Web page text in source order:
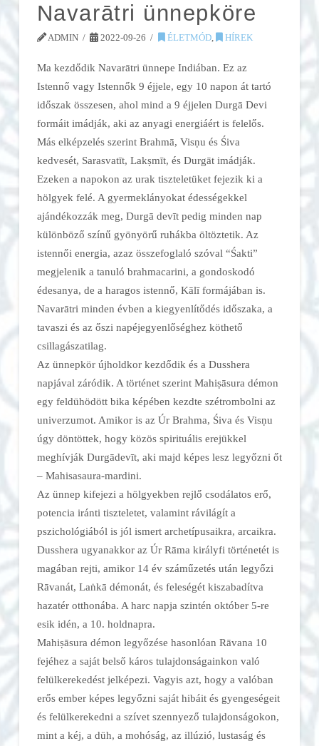
Navarātri ünnepköre
ADMIN 2022-09-26 ÉLETMÓD, HÍREK
Ma kezdődik Navarātri ünnepe Indiában. Ez az
Istennő vagy Istennők 9 éjjele, egy 10 napon át tartó
időszak összesen, ahol mind a 9 éjjelen Durgā Devi
formáit imádják, aki az anyagi energiáért is felelős.
Más elképzelés szerint Brahmā, Visṇu és Śiva
kedvesét, Sarasvatīt, Lakṣmīt, és Durgāt imádják.
Ezeken a napokon az urak tiszteletüket fejezik ki a
hölgyek felé. A gyermeklányokat édességekkel
ajándékozzák meg, Durgā devīt pedig minden nap
különböző színű gyönyörű ruhákba öltöztetik. Az
istennői energia, azaz összefoglaló szóval “Śakti”
megjelenik a tanuló brahmacarini, a gondoskodó
édesanya, de a haragos istennő, Kālī formájában is.
Navarātri minden évben a kiegyenlítődés időszaka, a
tavaszi és az őszi napéjegyenlőséghez köthető
csillagászatilag.
Az ünnepkör újholdkor kezdődik és a Dusshera
napjával záródik. A történet szerint Mahiṣāsura démon
egy feldühödött bika képében kezdte szétrombolni az
univerzumot. Amikor is az Úr Brahma, Śiva és Visṇu
úgy döntöttek, hogy közös spirituális erejükkel
meghívják Durgādevīt, aki majd képes lesz legyőzni őt
– Mahisasaura-mardini.
Az ünnep kifejezi a hölgyekben rejlő csodálatos erő,
potencia iránti tiszteletet, valamint rávilágít a
pszichológiából is jól ismert archetípusaikra, arcaikra.
Dusshera ugyanakkor az Úr Rāma királyfi történetét is
magában rejti, amikor 14 év száműzetés után legyőzi
Rāvanát, Laṅkā démonát, és feleségét kiszabadítva
hazatér otthonába. A harc napja szintén október 5-re
esik idén, a 10. holdnapra.
Mahiṣāsura démon legyőzése hasonlóan Rāvana 10
fejéhez a saját belső káros tulajdonságainkon való
felülkerekedést jelképezi. Vagyis azt, hogy a valóban
erős ember képes legyőzni saját hibáit és gyengeségeit
és felülkerekedni a szívet szennyező tulajdonságokon,
mint a kéj, a düh, a mohóság, az illúzió, lustaság és